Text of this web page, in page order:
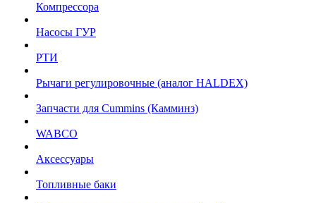
Компрессора
Насосы ГУР
РТИ
Рычаги регулировочные (аналог HALDEX)
Запчасти для Cummins (Камминз)
WABCO
Аксессуары
Топливные баки